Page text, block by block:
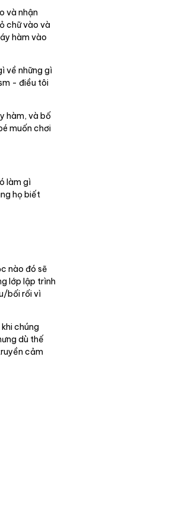
và nhận
chữ vào và
hàm vào
về những gì
- điều tôi
hàm, và bố
muốn chơi
làm gì
họ biết
nào đó sẽ
lớp lập trình
bối rối vì
chúng
dù thế
cảm